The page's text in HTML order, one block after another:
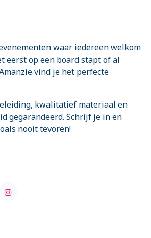
waar iedereen welkom
eerst op een board stapt of al
vind je het perfecte
kwalitatief materiaal en
gegarandeerd. Schrijf je in en
nooit tevoren!